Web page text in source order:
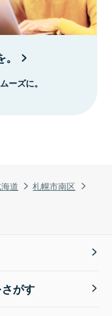
道
札幌市南区
ーズに。
がす